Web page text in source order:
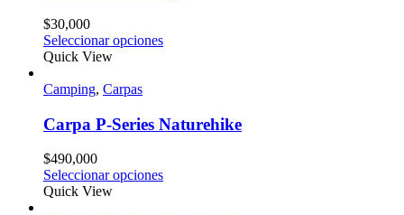
$30,000
Seleccionar opciones
Quick View
Camping, Carpas
Carpa P-Series Naturehike
$490,000
Seleccionar opciones
Quick View